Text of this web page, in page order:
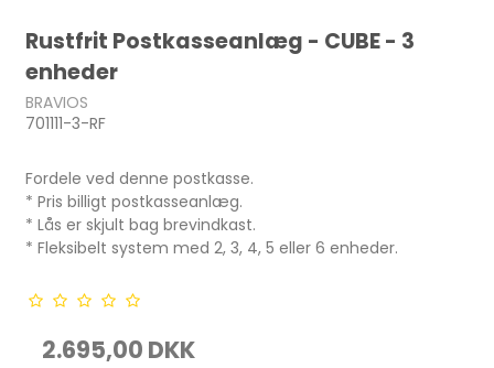
Rustfrit Postkasseanlæg - CUBE - 3
enheder
BRAVIOS
701111-3-RF
Fordele ved denne postkasse.
* Pris billigt postkasseanlæg.
* Lås er skjult bag brevindkast.
* Fleksibelt system med 2, 3, 4, 5 eller 6 enheder.
2.695,00 DKK